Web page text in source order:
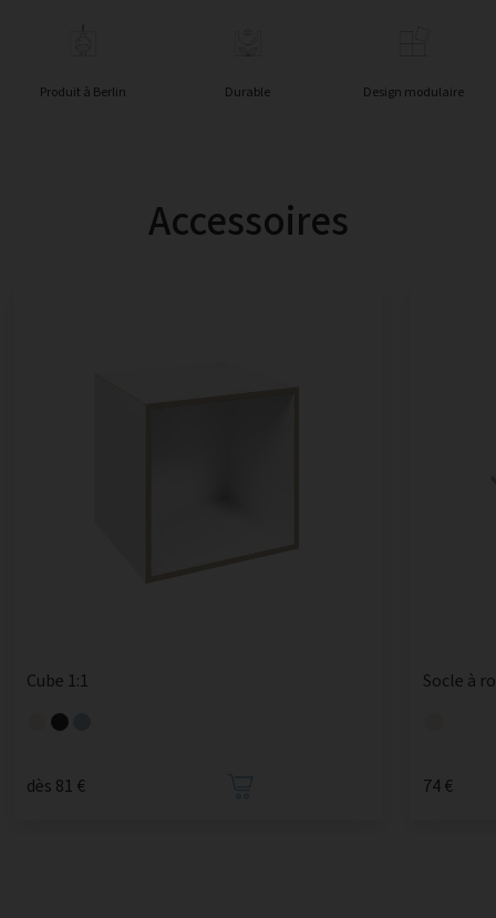
Produit à Berlin Durable Design modulaire
Accessoires
Cube 1:1
dès 81 €
Socle à
74 €